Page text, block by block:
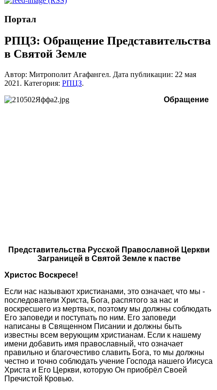
Портал
РПЦЗ: Обращение Представительства
в Святой Земле
Автор: Митрополит Агафангел. Дата публикации: 22 мая
2021 . Категория: РПЦЗ.
Обращение
Представительства Русской Православной Церкви
Заграницей в Святой Земле к пастве
Христос Воскресе!
Если нас называют христианами, это означает, что мы -
последователи Христа, Бога, распятого за нас и
воскресшего из мертвых, поэтому мы должны соблюдать
Его заповеди и поступать по ним. Его заповеди
написаны в Священном Писании и должны быть
известны всем верующим христианам. Если к нашему
имени добавить имя православный, что означает
правильно и благочестиво славить Бога, то мы должны
честно и точно соблюдать учение Господа нашего Иисуса
Христа и Его Церкви, которую Он приобрёл Своей
Пречистой Кровью.